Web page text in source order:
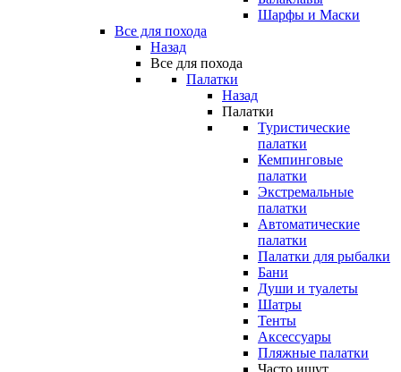
Шарфы и Маски
Все для похода
Назад
Все для похода
Палатки
Назад
Палатки
Туристические
палатки
Кемпинговые
палатки
Экстремальные
палатки
Автоматические
палатки
Палатки для рыбалки
Бани
Души и туалеты
Шатры
Тенты
Аксессуары
Пляжные палатки
Часто ищут